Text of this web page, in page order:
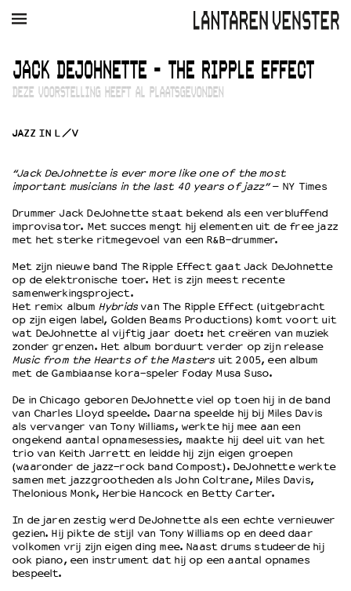
AGENDA FILM MUZIEK RESTAURANT VERHUUR
Winkelmandje
Zoek
PLAN JE BEZOEK
Bereikbaarheid
Kaartverkoop
Schoolvoorstellingen
Filmprogramma’s Primair Onderwijs
Filmprogramma’s VO/MBO
Speciale educatieprogramma’s
Wat we doen
Werken bij
Wie is wie
Word vriend
Historie
Huisregels
Privacyverklaring
Integriteits- en gedragscode
Duurzaamheid
JACK DEJOHNETTE - THE RIPPLE EFFECT
DEZE VOORSTELLING HEEFT AL PLAATSGEVONDEN
JAZZ IN L/V
“Jack DeJohnette is ever more like one of the most
important musicians in the last 40 years of jazz”– NY Times
Drummer Jack DeJohnette staat bekend als een verbluffend
improvisator. Met succes mengt hij elementen uit de free jazz
met het sterke ritmegevoel van een R&B-drummer.
Met zijn nieuwe band The Ripple Effect gaat Jack DeJohnette
op de elektronische toer. Het is zijn meest recente
samenwerkingsproject.
Het remix album Hybridsvan The Ripple Effect (uitgebracht
op zijn eigen label, Golden Beams Productions) komt voort uit
wat DeJohnette al vijftig jaar doet: het creëren van muziek
zonder grenzen. Het album borduurt verder op zijn release
Music from the Hearts of the Mastersuit 2005, een album
met de Gambiaanse kora-speler Foday Musa Suso.
De in Chicago geboren DeJohnette viel op toen hij in de band
van Charles Lloyd speelde. Daarna speelde hij bij Miles Davis
als vervanger van Tony Williams, werkte hij mee aan een
ongekend aantal opnamesessies, maakte hij deel uit van het
trio van Keith Jarrett en leidde hij zijn eigen groepen
(waaronder de jazz-rock band Compost). DeJohnette werkte
samen met jazzgrootheden als John Coltrane, Miles Davis,
Thelonious Monk, Herbie Hancock en Betty Carter.
In de jaren zestig werd DeJohnette als een echte vernieuwer
gezien. Hij pikte de stijl van Tony Williams op en deed daar
volkomen vrij zijn eigen ding mee. Naast drums studeerde hij
ook piano, een instrument dat hij op een aantal opnames
bespeelt.